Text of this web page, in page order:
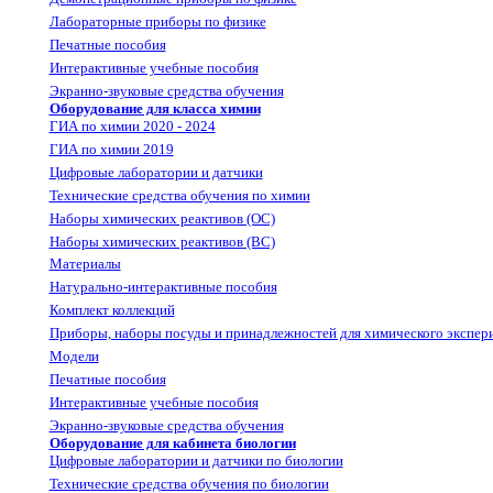
Лабораторные приборы по физике
Печатные пособия
Интерактивные учебные пособия
Экранно-звуковые средства обучения
Оборудование для класса химии
ГИА по химии 2020 - 2024
ГИА по химии 2019
Цифровые лаборатории и датчики
Технические средства обучения по химии
Наборы химических реактивов (ОС)
Наборы химических реактивов (ВС)
Материалы
Натурально-интерактивные пособия
Комплект коллекций
Приборы, наборы посуды и принадлежностей для химического
Модели
Печатные пособия
Интерактивные учебные пособия
Экранно-звуковые средства обучения
Оборудование для кабинета биологии
Цифровые лаборатории и датчики по биологии
Технические средства обучения по биологии